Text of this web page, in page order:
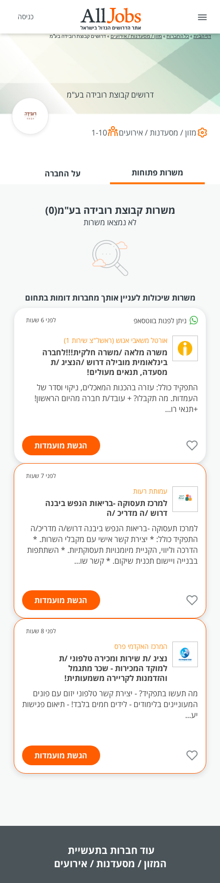
כניסה
דף הבית »כל החברות » מזון / מסעדנות / אירועים»דרושים קבוצת רובידה בע"מ
דרושים קבוצת רובידה בע"מ
מזון / מסעדנות / אירועים 1-10
משרות פתוחות על החברה
משרות קבוצת רובידה בע"מ(0)
לא נמצאו משרות
משרות שיכולות לעניין אותך מחברות דומות בתחום
ניתן לפנות בווטסאפ לפני 6 שעות
אורטל משאבי אנוש (ראשל"צ שירות 1)
משרה מלאה /משרה חלקית!!!לחברה
בינלאומית מובילה דרוש /הנציג /ת
מסעדה, תנאים מעולים!
התפקיד כולל: עזרה בהכנות המאכלים, ניקוי וסדר של
העמדות. מה תקבלו? + עובד/ת חברה מהיום הראשון!
+תנאי רו...
הגשת מועמדות
לפני 7 שעות
עמותת רעות
למרכז תעסוקה -בריאות הנפש ביבנה
דרוש /ה מדריכ /ה
למרכז תעסוקה -בריאות הנפש ביבנה דרוש/ה מדריכ/ה
התפקיד כולל: * יצירת קשר אישי עם מקבלי השרות. *
הדרכה וליווי, הקניית מיומנויות תעסוקתיות. * השתתפות
בבנייה ויישום תכנית שיקום. * קשר שו...
הגשת מועמדות
לפני 8 שעות
המרכז האקדמי פרס
נציג /ת שירות ומכירה טלפוני /ת
למוקד המכירות - שכר מתגמל
והזדמנות לקריירה משמעותית!
מה תעשו בתפקיד? - יצירת קשר טלפוני יזום עם פונים
המעוניינים בלימודים - לידים חמים בלבד! - תיאום פגישות
יע...
הגשת מועמדות
עוד חברות בתעשיית
המזון / מסעדנות / אירועים